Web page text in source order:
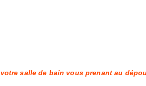
salle de bain vous prenant au